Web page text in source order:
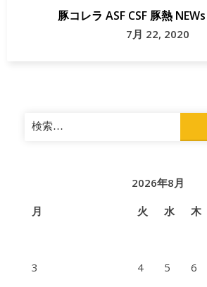
豚コレラ ASF CSF 豚熱
7月 22, 2020
検
索:
2026年8月
月
火 水 木
3
4 5 6